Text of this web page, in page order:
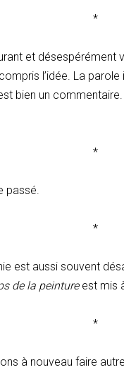
*
et désespérément
l’idée. La
bien un commentaire.
*
passé.
*
est aussi souvent
de la peintureest mis
*
à nouveau faire